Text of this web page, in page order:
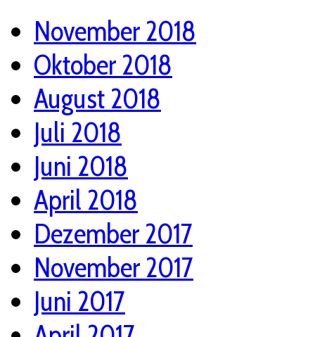
November 2018
Oktober 2018
August 2018
Juli 2018
Juni 2018
April 2018
Dezember 2017
November 2017
Juni 2017